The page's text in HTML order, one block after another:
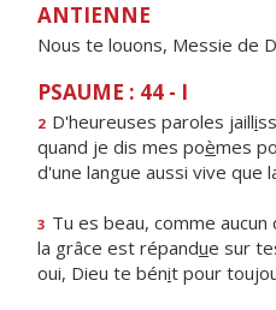
ANTIENNE
Nous te louons, Messie de
PSAUME : 44 - I
2 D'heureuses paroles jailli
quand je dis mes poèmes
d'une langue aussi vive que
3 Tu es beau, comme aucun
la grâce est répandue sur
oui, Dieu te bénit pour